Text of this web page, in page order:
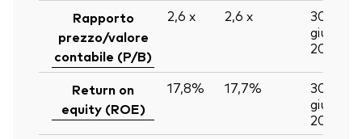
Rapporto
prezzo/valore
contabile (P/B)
2,6 x 2,6 x
30
giu
2026
Return on
equity (ROE)
17,8% 17,7%
30
giu
2026